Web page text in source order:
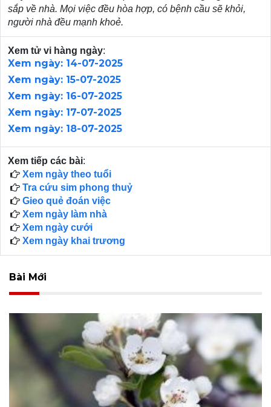
sắp về nhà. Mọi việc đều hòa hợp, có bệnh cầu sẽ khỏi,
người nhà đều mạnh khoẻ.
Xem tử vi hàng ngày:
Xem ngày: 14-07-2025
Xem ngày: 15-07-2025
Xem ngày: 16-07-2025
Xem ngày: 17-07-2025
Xem ngày: 18-07-2025
Xem tiếp các bài:
Xem ngày theo tuổi
Tra cứu sim phong thuỷ
Gieo quẻ đoán việc
Xem ngày làm nhà
Xem ngày cưới
Xem ngày khai trương
Bài Mới